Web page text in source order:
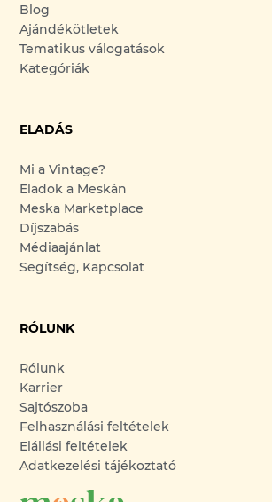
Blog
Ajándékötletek
Tematikus válogatások
Kategóriák
ELADÁS
Mi a Vintage?
Eladok a Meskán
Meska Marketplace
Díjszabás
Médiaajánlat
Segítség, Kapcsolat
RÓLUNK
Rólunk
Karrier
Sajtószoba
Felhasználási feltételek
Elállási feltételek
Adatkezelési tájékoztató